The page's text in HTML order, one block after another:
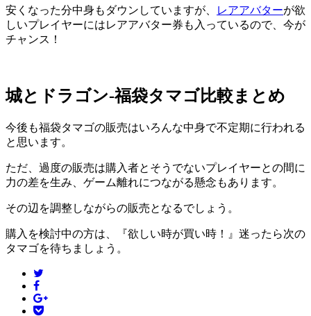
安くなった分中身もダウンしていますが、 レアアバターが欲
しいプレイヤーにはレアアバター券も入っているので、今が
チャンス！
城とドラゴン-福袋タマゴ比較まとめ
今後も福袋タマゴの販売はいろんな中身で不定期に行われる
と思います。
ただ、過度の販売は購入者とそうでないプレイヤーとの間に
力の差を生み、ゲーム離れにつながる懸念もあります。
その辺を調整しながらの販売となるでしょう。
購入を検討中の方は、『欲しい時が買い時！』迷ったら次の
タマゴを待ちましょう。